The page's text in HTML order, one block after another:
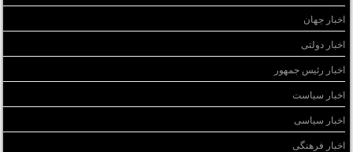
اخبار جهان
اخبار دولتی
اخبار رئیس جمهور
اخبار سیاست
اخبار سیاسی
اخبار فرهنگی